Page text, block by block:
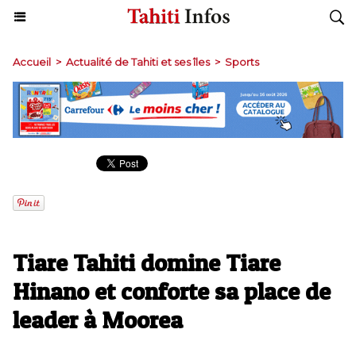
Accueil > Actualité de Tahiti et ses îles > Sports
Tiare Tahiti domine Tiare
Hinano et conforte sa place de
leader à Moorea